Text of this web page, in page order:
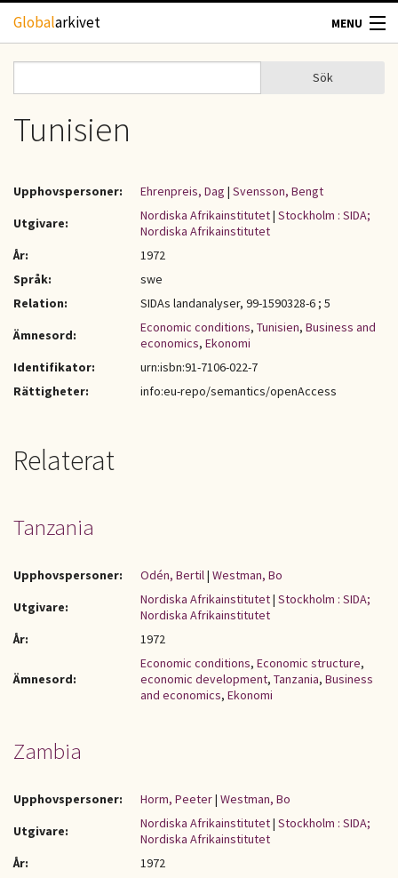
Hoppa till huvudinnehåll
Globalarkivet MENU
TIDSKRIFTER
OM OSS
KONTAKT
Sökformulär
Sök
Tunisien
Upphovspersoner: Ehrenpreis, Dag | Svensson, Bengt
Utgivare:
Nordiska Afrikainstitutet| Stockholm : SIDA;
Nordiska Afrikainstitutet
År:
1972
Språk:
swe
Relation:
SIDAs landanalyser, 99-1590328-6 ; 5
Ämnesord:
Economic conditions, Tunisien, Business and
economics, Ekonomi
Identifikator:
urn:isbn:91-7106-022-7
Rättigheter:
info:eu-repo/semantics/openAccess
Relaterat
Tanzania
Upphovspersoner: Odén, Bertil| Westman, Bo
Utgivare:
Nordiska Afrikainstitutet| Stockholm : SIDA;
Nordiska Afrikainstitutet
År:
1972
Ämnesord:
Economic conditions, Economic structure,
economic development, Tanzania, Business
and economics, Ekonomi
Zambia
Upphovspersoner: Horm, Peeter| Westman, Bo
Utgivare:
Nordiska Afrikainstitutet| Stockholm : SIDA;
Nordiska Afrikainstitutet
År:
1972